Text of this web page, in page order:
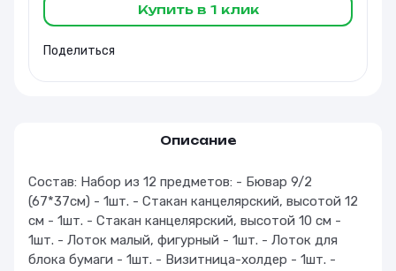
Купить в 1 клик
Поделиться
Описание
Состав: Набор из 12 предметов: - Бювар 9/2
(67*37см) - 1шт. - Стакан канцелярский, высотой 12
см - 1шт. - Стакан канцелярский, высотой 10 см -
1шт. - Лоток малый, фигурный - 1шт. - Лоток для
блока бумаги - 1шт. - Визитница-холдер - 1шт. -